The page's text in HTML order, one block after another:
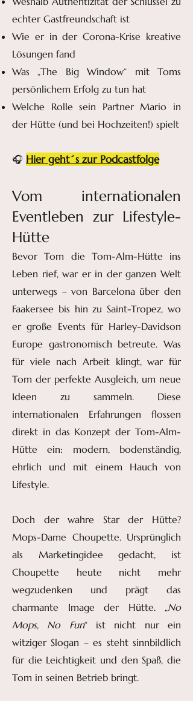
echter Gastfreundschaft ist
Wie er in der Corona-Krise kreative
Lösungen fand
Was „The Big Window“ mit Toms
persönlichem Erfolg zu tun hat
Welche Rolle sein Partner Mario in
der Hütte (und bei Hochzeiten!) spielt
🎧 Hier geht´s zur Podcastfolge
Vom internationalen
Eventleben zur Lifestyle-
Hütte
Bevor Tom die Tom-Alm-Hütte ins
Leben rief, war er in der ganzen Welt
unterwegs – von Barcelona über den
Faakersee bis hin zu Saint-Tropez, wo
er große Events für Harley-Davidson
Europe gastronomisch betreute. Was
für viele nach Arbeit klingt, war für
Tom der perfekte Ausgleich, um neue
Ideen zu sammeln. Diese
internationalen Erfahrungen flossen
direkt in das Konzept der Tom-Alm-
Hütte ein: modern, bodenständig,
ehrlich und mit einem Hauch von
Lifestyle.
Doch der wahre Star der Hütte?
Mops-Dame Choupette. Ursprünglich
als Marketingidee gedacht, ist
Choupette heute nicht mehr
wegzudenken und prägt das
charmante Image der Hütte. „No
Mops, No Fun“ ist nicht nur ein
witziger Slogan – es steht sinnbildlich
für die Leichtigkeit und den Spaß, die
Tom in seinen Betrieb bringt.